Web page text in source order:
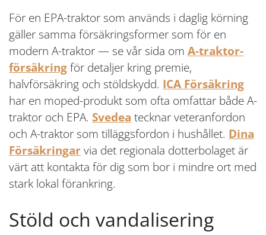
För en EPA-traktor som används i daglig körning
gäller samma försäkringsformer som för en
modern A-traktor — se vår sida om A-traktor-
försäkringför detaljer kring premie,
halvförsäkring och stöldskydd. ICA Försäkring
har en moped-produkt som ofta omfattar både A-
traktor och EPA. Svedea tecknar veteranfordon
och A-traktor som tilläggsfordon i hushållet. Dina
Försäkringarvia det regionala dotterbolaget är
värt att kontakta för dig som bor i mindre ort med
stark lokal förankring.
Stöld och vandalisering